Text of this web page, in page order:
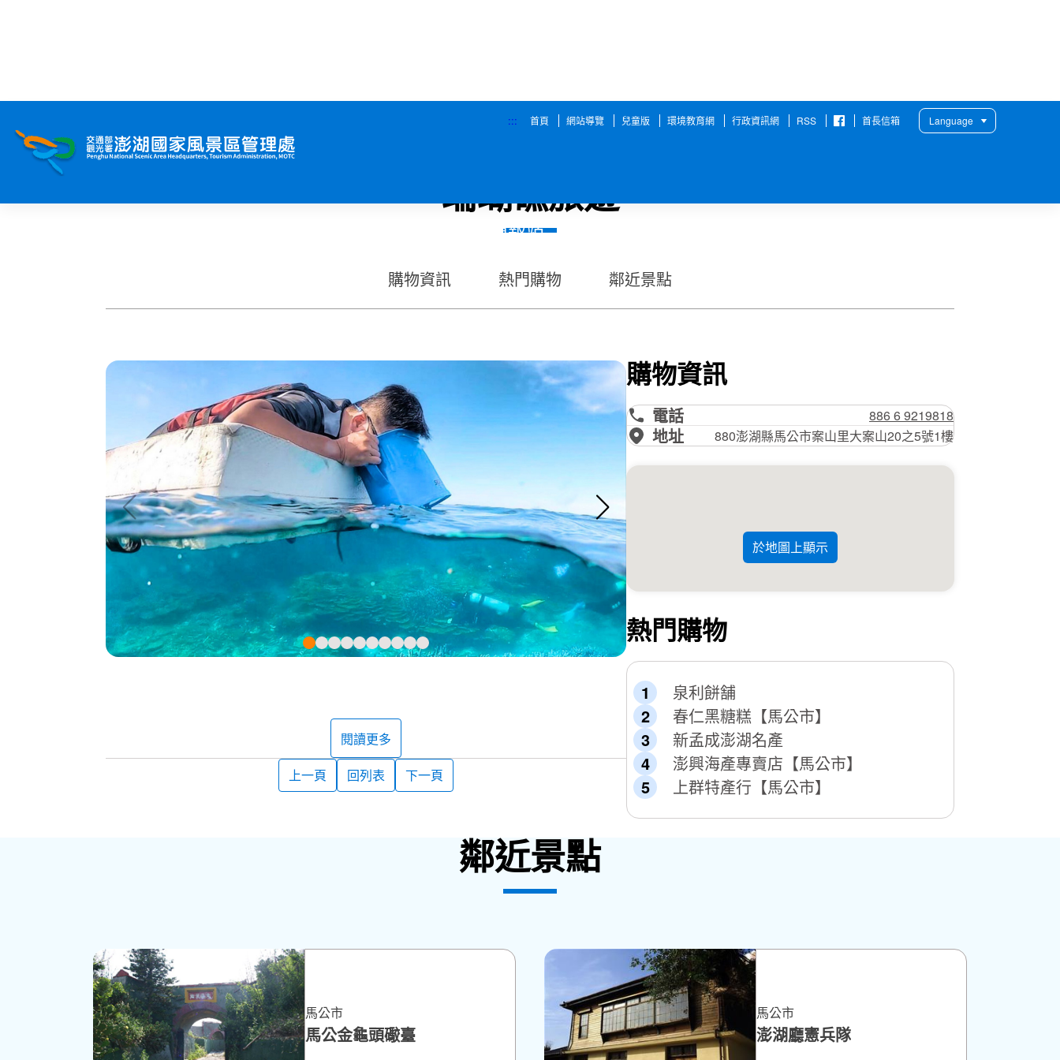
跳
::: 首頁 網站導覽 兒童版 環境教育網 行政資訊網 RSS
臉
絲
首長信箱 Language
智慧觀光情報站
放大 列印 分享
:::
珊瑚礁旅遊
購物資訊 熱門購物 鄰近景點
閱讀更多
上一頁
回列表 下一頁
購物資訊
電話 886 6 9219818
地址 880澎湖縣馬公市案山里大案山20之5號1樓
於地圖上顯示
熱門購物
泉利餅舗
春仁黑糖糕【馬公市】
新孟成澎湖名產
澎興海產專賣店【馬公市】
上群特產行【馬公市】
鄰近景點
馬公市
馬公金龜頭礮臺
馬公市
澎湖廳憲兵隊